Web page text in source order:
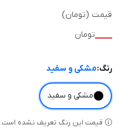
قیمت (تومان)
—تومان
رنگ:مشکی و سفید
مشکی و سفید
قیمت این رنگ تعریف نشده است.